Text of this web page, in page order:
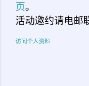
页。
活动邀约请电邮
访问个人资料